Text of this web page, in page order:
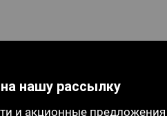
нашу рассылку
и акционные